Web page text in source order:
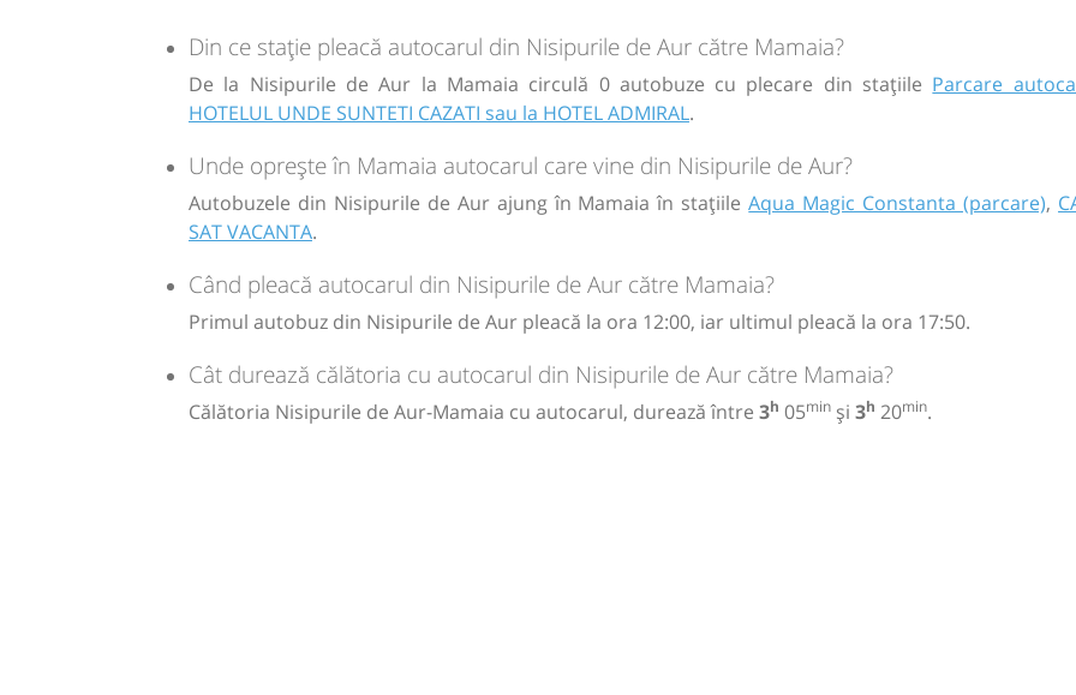
(parcare)
Durată:
min
Zile de circulație:
Sursa: Massaro Trans SRL | Ultima actualizare: 11/2025
Din ce stație pleacă autocarul din Nisipurile de Aur către Mamaia?
De la Nisipurile de Aur la Mamaia circulă 0 autobuze cu plecare din stațiile Parcare
HOTELUL UNDE SUNTETI CAZATI sau la HOTEL ADMIRAL.
Unde oprește în Mamaia autocarul care vine din Nisipurile de Aur?
Autobuzele din Nisipurile de Aur ajung în Mamaia în stațiileAqua Magic Constanta (parcare),
SAT VACANTA.
Când pleacă autocarul din Nisipurile de Aur către Mamaia?
Primul autobuz din Nisipurile de Aur pleacă la ora 12:00, iar ultimul pleacă la ora 17:50.
Cât durează călătoria cu autocarul din Nisipurile de Aur către Mamaia?
Călătoria Nisipurile de Aur-Mamaia cu autocarul, durează între 3h 05min și 3h 20min.